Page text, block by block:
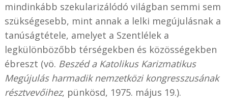
mindinkább szekularizálódó világban semmi sem
szükségesebb, mint annak a lelki megújulásnak a
tanúságtétele, amelyet a Szentlélek a
legkülönbözőbb térségekben és közösségekben
ébreszt (vö. Beszéd a Katolikus Karizmatikus
Megújulás harmadik nemzetközi kongresszusának
résztvevőihez, pünkösd, 1975. május 19.).